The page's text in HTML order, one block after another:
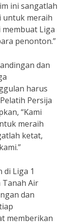
ini sangatlah
untuk meraih
Liga
penonton.”
dan
harus
Persija
“Kami
meraih
ketat,
Liga 1
Tanah Air
dan
memberikan